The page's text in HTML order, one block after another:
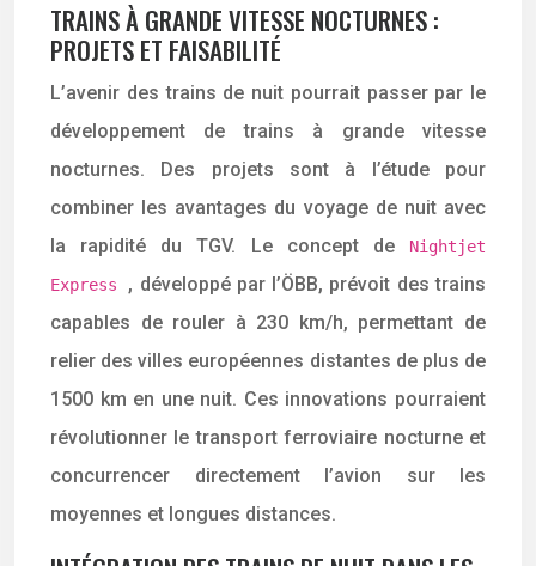
TRAINS À GRANDE VITESSE NOCTURNES :
PROJETS ET FAISABILITÉ
L’avenir des trains de nuit pourrait passer par le
développement de trains à grande vitesse
nocturnes. Des projets sont à l’étude pour
combiner les avantages du voyage de nuit avec
la rapidité du TGV. Le concept de
Nightjet
Express , développé par l’ÖBB, prévoit des trains
capables de rouler à 230 km/h, permettant de
relier des villes européennes distantes de plus de
1500 km en une nuit. Ces innovations pourraient
révolutionner le transport ferroviaire nocturne et
concurrencer directement l’avion sur les
moyennes et longues distances.